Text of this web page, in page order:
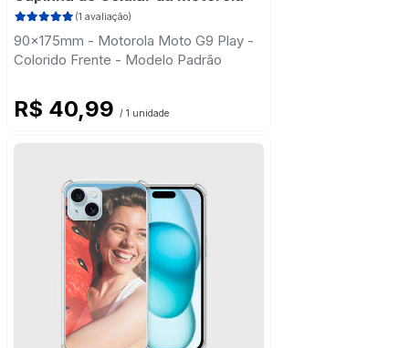
(1 avaliação)
90x175mm - Motorola Moto G9 Play -
Colorido Frente - Modelo Padrão
R$ 40,99 / 1 unidade